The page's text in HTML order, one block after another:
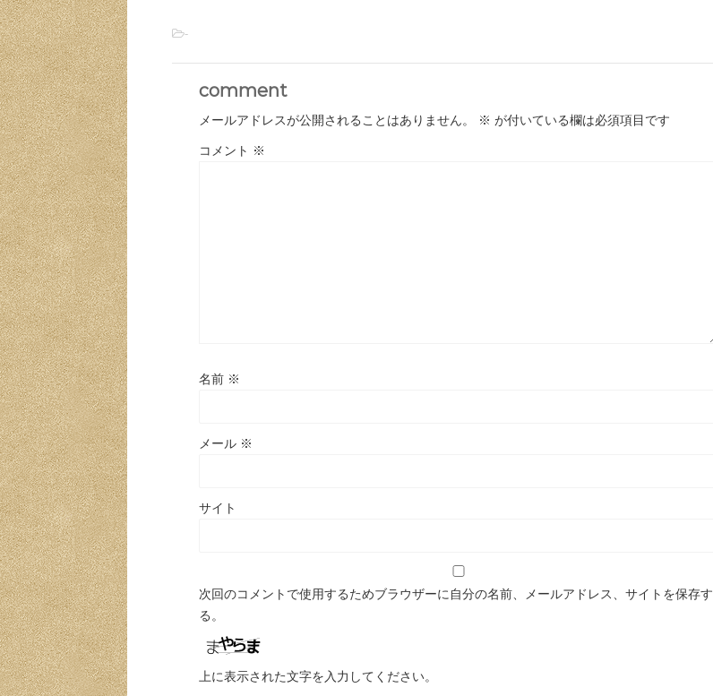
-
comment
メールアドレスが公開されることはありません。 ※ が付いている欄は必須項目です
コメント ※
名前 ※
メール ※
サイト
次回のコメントで使用するためブラウザーに自分の名前、メールアドレス、サイトを保存す
る。
上に表示された文字を入力してください。